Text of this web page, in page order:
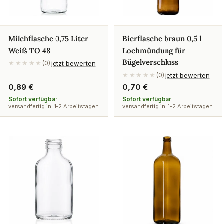
Milchflasche 0,75 Liter
Weiß TO 48
★★★★★ (0) jetzt bewerten
Regulärer
Preis
0,89 €
Sofort verfügbar
versandfertig in: 1-2 Arbeitstagen
Bierflasche braun 0,5 l
Lochmündung für
Bügelverschluss
★★★★★ (0) jetzt bewerten
Regulärer
Preis
0,70 €
Sofort verfügbar
versandfertig in: 1-2 Arbeitstagen